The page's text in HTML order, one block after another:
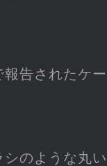
告されたケー
のような丸い